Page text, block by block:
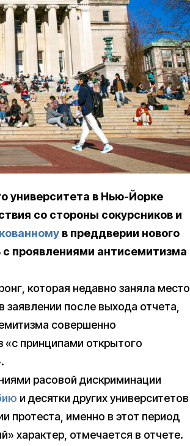
университета в Нью-Йорке
со стороны сокурсников и
в преддверии нового
проявлениями антисемитизма
которая недавно заняла место
в заявлении после выхода отчета,
совершенно
принципами открытого
расовой дискриминации
и десятки других университетов
протеста, именно в этот период
характер, отмечается в отчете.